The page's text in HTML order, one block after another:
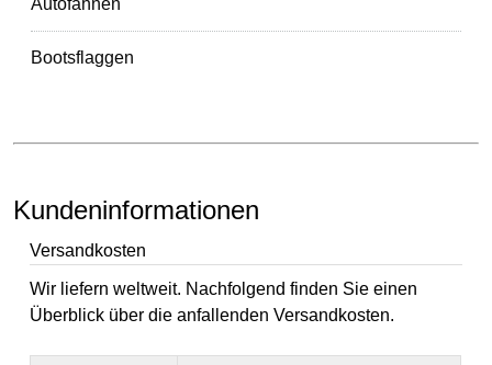
Bootsflaggen
Kundeninformationen
Versandkosten
Wir liefern weltweit. Nachfolgend finden Sie einen
Überblick über die anfallenden Versandkosten.